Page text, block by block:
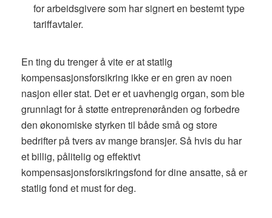
for arbeidsgivere som har signert en bestemt type
tariffavtaler.
En ting du trenger å vite er at statlig
kompensasjonsforsikring ikke er en gren av noen
nasjon eller stat. Det er et uavhengig organ, som ble
grunnlagt for å støtte entreprenørånden og forbedre
den økonomiske styrken til både små og store
bedrifter på tvers av mange bransjer. Så hvis du har
et billig, pålitelig og effektivt
kompensasjonsforsikringsfond for dine ansatte, så er
statlig fond et must for deg.